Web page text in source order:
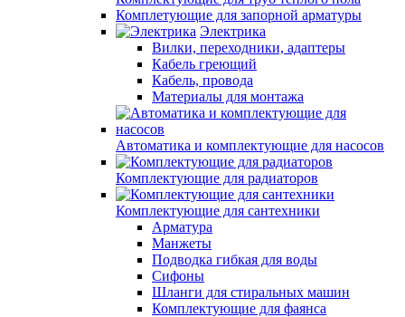
Комплетующие для запорной арматуры
Электрика
Вилки, переходники, адаптеры
Кабель греющий
Кабель, провода
Материалы для монтажа
Автоматика и комплектующие для насосов
Комплектующие для радиаторов
Комплектующие для сантехники
Арматура
Манжеты
Подводка гибкая для воды
Сифоны
Шланги для стиральных машин
Комплектующие для фаянса